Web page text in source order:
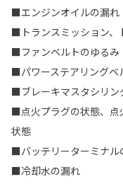
■エンジンオイルの漏れ
■トランスミッション、
■ファンベルトのゆるみ
■パワーステアリングベ
■ブレーキマスタシリン
■点火プラグの状態、点
状態
■バッテリーターミナル
■冷却水の漏れ